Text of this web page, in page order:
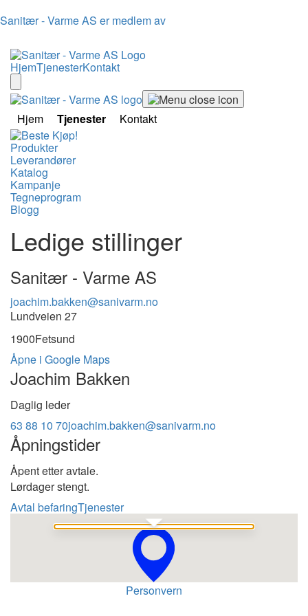
Sanitær - Varme AS er medlem av
HjemTjenesterKontakt
Hjem Tjenester
Kontakt
Produkter
Leverandører
Katalog
Kampanje
Tegneprogram
Blogg
Ledige stillinger
Sanitær - Varme AS
joachim.bakken@sanivarm.no
Lundveien 27
1900Fetsund
Åpne i Google Maps
Joachim Bakken
Daglig leder
63 88 10 70joachim.bakken@sanivarm.no
Åpningstider
Åpent etter avtale.
Lørdager stengt.
Avtal befaringTjenester
Personvern